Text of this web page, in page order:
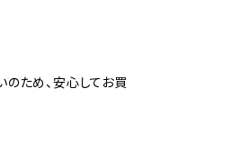
のため、安心してお買